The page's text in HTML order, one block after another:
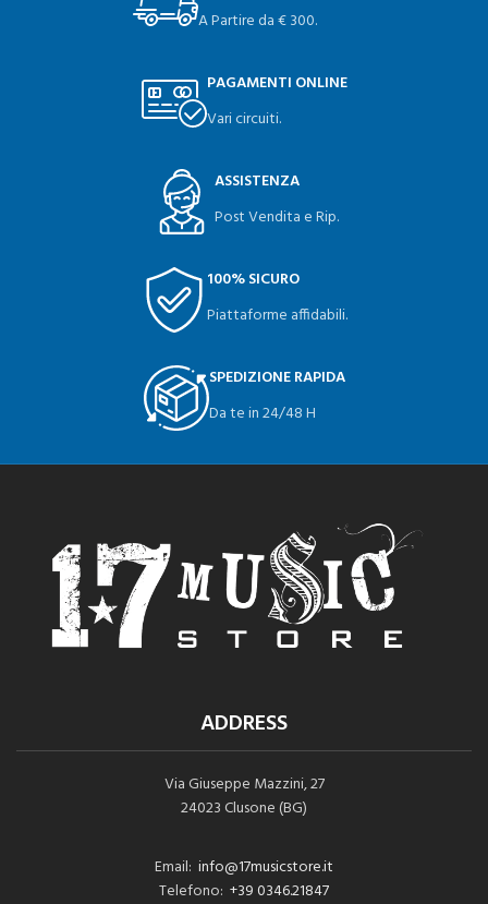
A Partire da € 300.
PAGAMENTI ONLINE
Vari circuiti.
ASSISTENZA
Post Vendita e Rip.
100% SICURO
Piattaforme affidabili.
SPEDIZIONE RAPIDA
Da te in 24/48 H
ADDRESS
Via Giuseppe Mazzini, 27
24023 Clusone (BG)
Email: info@17musicstore.it
Telefono: +39 0346.21847